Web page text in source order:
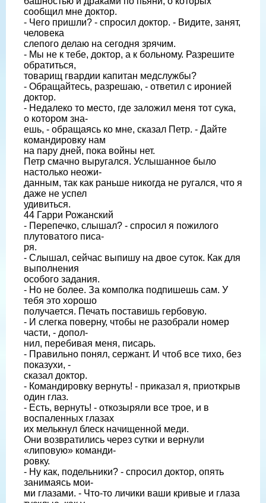
сообщил мне доктор.
- Чего пришли? - спросил доктор. - Видите, занят,
человека
слепого делаю на сегодня зрячим.
- Мы не к тебе, доктор, а к больному. Разрешите
обратиться,
товарищ гвардии капитан медслужбы?
- Обращайтесь, разрешаю, - ответил с иронией
доктор.
- Недалеко то место, где заложил меня тот сука,
о котором зна-
ешь, - обращаясь ко мне, сказал Петр. - Дайте
командировку нам
на пару дней, пока войны нет.
Петр смачно выругался. Услышанное было
настолько неожи-
данным, так как раньше никогда не ругался, что я
даже не успел
удивиться.
44 Гарри Рожанский
- Перепечко, слышал? - спросил я пожилого
плутоватого писа-
ря.
- Слышал, сейчас выпишу на двое суток. Как для
выполнения
особого задания.
- Но не более. За комполка подпишешь сам. У
тебя это хорошо
получается. Печать поставишь гербовую.
- И слегка поверну, чтобы не разобрали номер
части, - допол-
нил, перебивая меня, писарь.
- Правильно понял, сержант. И чтоб все тихо, без
показухи, -
сказал доктор.
- Командировку вернуть! - приказал я, приоткрыв
один глаз.
- Есть, вернуть! - откозыряли все трое, и в
воспаленных глазах
их мелькнул блеск начищенной меди.
Они возвратились через сутки и вернули
«липовую» команди-
ровку.
- Ну как, подельники? - спросил доктор, опять
занимаясь мои-
ми глазами. - Что-то личики ваши кривые и глаза